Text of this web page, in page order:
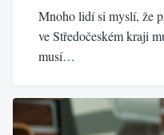
Mnoho lidí si myslí, že
ve Středočeském kraji
musí…